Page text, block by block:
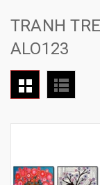
TRANH
ALO123